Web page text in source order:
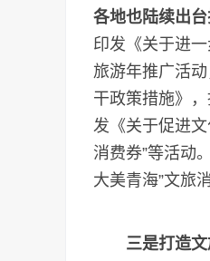
各地也陆续出
印发《关于进
旅游年推广活
干政策措施》
发《关于促进
消费券”等活动
大美青海”文旅
三是打造文